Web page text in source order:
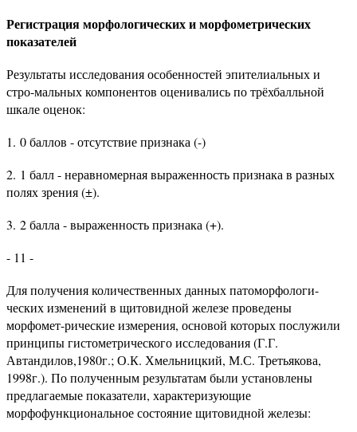
Регистрация морфологических и морфометрических
показателей
Результаты исследования особенностей эпителиальных и
стро-мальных компонентов оценивались по трёхбалльной
шкале оценок:
1. 0 баллов - отсутствие признака (-)
2. 1 балл - неравномерная выраженность признака в разных
полях зрения (±).
3. 2 балла - выраженность признака (+).
- 11 -
Для получения количественных данных патоморфологи-
ческих изменений в щитовидной железе проведены
морфомет-рические измерения, основой которых послужили
принципы гистометрического исследования (Г.Г.
Автандилов,1980г.; О.К. Хмельницкий, М.С. Третьякова,
1998г.). По полученным результатам были установлены
предлагаемые показатели, характеризующие
морфофункциональное состояние щитовидной железы: